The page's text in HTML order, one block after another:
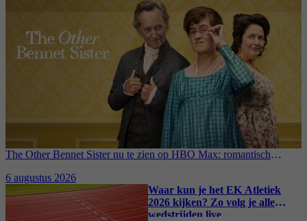
The Other Bennet Sister nu te zien op HBO Max: romantisch
6 augustus 2026
Waar kun je het EK Atletiek
2026 kijken? Zo volg je alle
wedstrijden live